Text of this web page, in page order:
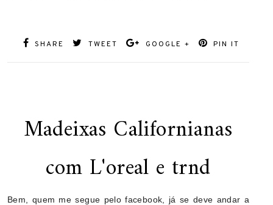
SHARE TWEET GOOGLE + PIN IT
Madeixas Californianas
com L'oreal e trnd
Bem, quem me segue pelo facebook, já se deve andar a